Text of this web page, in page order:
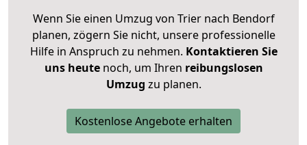
Wenn Sie einen Umzug von Trier nach Bendorf
planen, zögern Sie nicht, unsere professionelle
Hilfe in Anspruch zu nehmen. Kontaktieren Sie
uns heutenoch, um Ihren reibungslosen
Umzug zu planen.
Kostenlose Angebote erhalten